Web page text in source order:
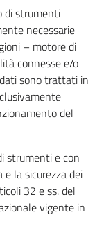
di strumenti
necessarie
– motore di
connesse e/o
sono trattati in
del
strumenti e con
la sicurezza dei
32 e ss. del
vigente in